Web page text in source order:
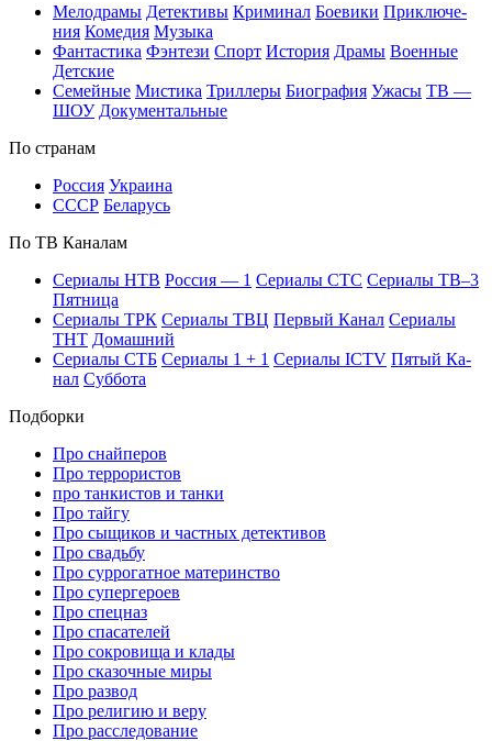
Ме­ло­дра­мы Де­тек­ти­вы Кри­ми­нал Бое­ви­ки При­клю­че­
ния Ко­ме­дия Му­зы­ка
Фан­та­сти­ка Фэн­те­зи Спорт Ис­то­рия Дра­мы Во­ен­ные
Дет­ские
Се­мей­ные Мис­ти­ка Трил­ле­ры Био­гра­фия Ужа­сы ТВ —
ШОУ До­ку­мен­таль­ные
По стра­нам
Рос­сия Ук­раи­на
СССР Бе­ла­русь
По ТВ Ка­на­лам
Се­риа­лы НТВ Рос­сия — 1 Се­риа­лы СТС Се­риа­лы ТВ–3
Пят­ни­ца
Се­риа­лы ТРК Се­риа­лы ТВЦ Пер­вый Ка­нал Се­риа­лы
ТНТ До­маш­ний
Се­риа­лы СТБ Се­риа­лы 1 + 1 Се­риа­лы ICTV Пя­тый Ка­
нал Суб­бо­та
Подборки
Про снайперов
Про террористов
про танкистов и танки
Про тайгу
Про сыщиков и частных детективов
Про свадьбу
Про суррогатное материнство
Про супергероев
Про спецназ
Про спасателей
Про сокровища и клады
Про сказочные миры
Про развод
Про религию и веру
Про расследование